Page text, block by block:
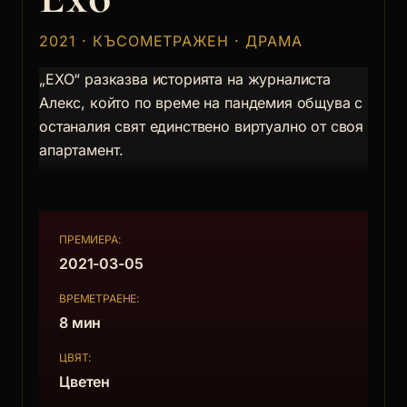
2021 · КЪСОМЕТРАЖЕН · ДРАМА
„ЕХО“ разказва историята на журналиста
Алекс, който по време на пандемия общува с
останалия свят единствено виртуално от своя
апартамент.
ПРЕМИЕРА:
2021-03-05
ВРЕМЕТРАЕНЕ:
8 мин
ЦВЯТ:
Цветен